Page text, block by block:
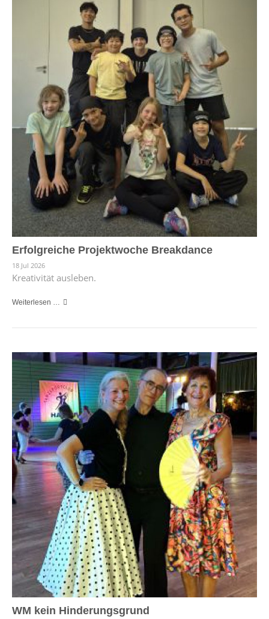
Erfolgreiche Projektwoche Breakdance
18 Jul 2026
Kreativität ausleben.
Weiterlesen …
WM kein Hinderungsgrund